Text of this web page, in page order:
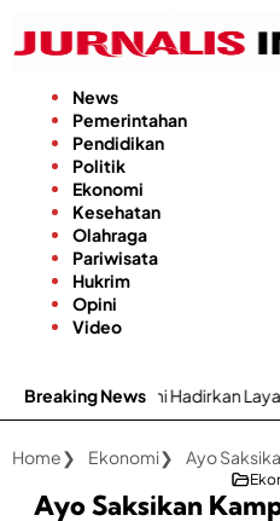
konten
News
Pemerintahan
Pendidikan
Politik
Ekonomi
Kesehatan
Olahraga
Pariwisata
Hukrim
Opini
Video
Breaking News
Layanan Poli Urologi Bagi
Home Ekonomi
Ayo Saksikan